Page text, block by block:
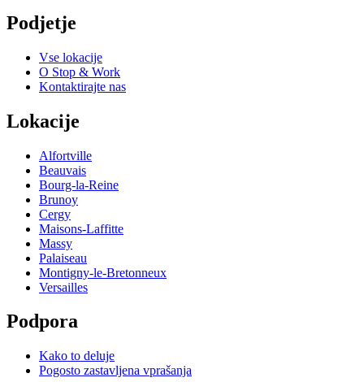
Podjetje
Vse lokacije
O Stop & Work
Kontaktirajte nas
Lokacije
Alfortville
Beauvais
Bourg-la-Reine
Brunoy
Cergy
Maisons-Laffitte
Massy
Palaiseau
Montigny-le-Bretonneux
Versailles
Podpora
Kako to deluje
Pogosto zastavljena vprašanja